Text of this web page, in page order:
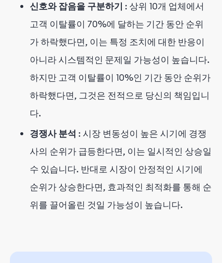
신호와 잡음을 구분하기 : 상위 10개 업체에서
고객 이탈률이 70%에 달하는 기간 동안 순위
가 하락했다면, 이는 특정 조치에 대한 반응이
아니라 시스템적인 문제일 가능성이 높습니다.
하지만 고객 이탈률이 10%인 기간 동안 순위가
하락했다면, 그것은 전적으로 당신의 책임입니
다.
경쟁사 분석 : 시장 변동성이 높은 시기에 경쟁
사의 순위가 급등한다면, 이는 일시적인 상승일
수 있습니다. 반대로 시장이 안정적인 시기에
순위가 상승한다면, 효과적인 최적화를 통해 순
위를 끌어올린 것일 가능성이 높습니다.